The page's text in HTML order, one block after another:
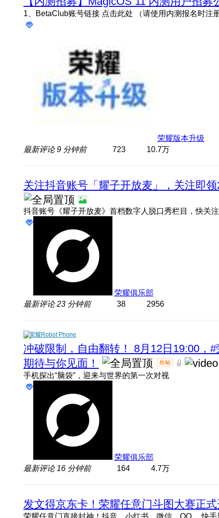
荣耀版本升级
最新评论9 分钟前 723 10.7万
关注抖音账号「耀子开放麦」，关注即
荣耀俱乐部
最新评论23 分钟前 38 2956
荣耀Robot Phone
冲破限制，自由翻转！ 8月12日19:00，
期待与你见面！
手机探出“脑袋”，迎来与世界的第一次对视
荣耀俱乐部
最新评论 16 分钟前 164 4.7万
发文得京东卡！荣耀任意门斗图大赛正